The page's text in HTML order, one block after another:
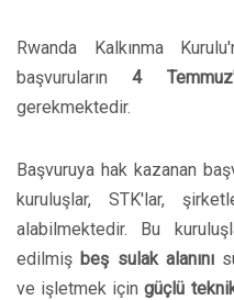
Rwanda Kalkınma
başvuruların4
gerekmektedir.
Başvuruya hak kazanan
kuruluşlar, STK'lar,
alabilmektedir. Bu
edilmiş beş sulak alanını
ve işletmek içingüçlü